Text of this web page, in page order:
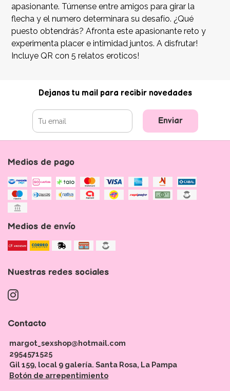
apasionante. Túrnense entre amigos para girar la
flecha y el numero determinara su desafío. ¿Qué
puesto obtendrás? Afronta este apasionante reto y
experimenta placer e intimidad juntos. A disfrutar!
Incluye QR con 5 relatos eroticos!
Dejanos tu mail para recibir novedades
Enviar
Medios de pago
Medios de envío
Nuestras redes sociales
Contacto
margot_sexshop@hotmail.com
2954571525
Gil 159, local 9 galería. Santa Rosa, La Pampa
Botón de arrepentimiento